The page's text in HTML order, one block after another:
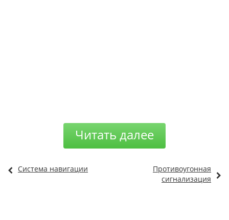
Читать далее
Система навигации
Противоугонная
сигнализация